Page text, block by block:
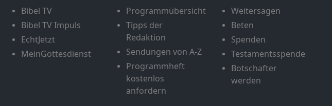
Bibel TV
Bibel TV Impuls
EchtJetzt
MeinGottesdienst
Programmübersicht
Tipps der
Redaktion
Sendungen von A-Z
Programmheft
kostenlos
anfordern
Weitersagen
Beten
Spenden
Testamentsspende
Botschafter
werden